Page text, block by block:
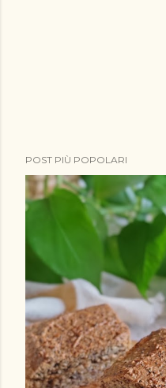
POST PIÙ POPOLARI